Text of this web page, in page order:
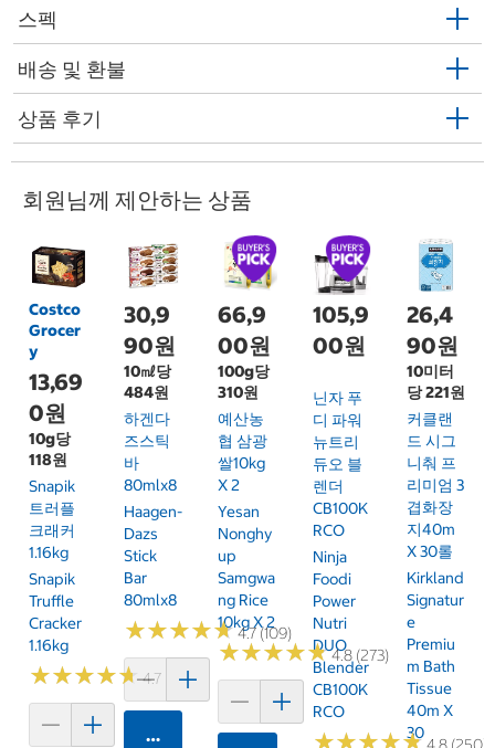
스펙
배송 및 환불
상품 후기
회원님께 제안하는 상품
Costco
Grocer
y
13,69
0원
10g당
118원
Snapik
트러플
크래커
1.16kg
Snapik
Truffle
Cracker
1.16kg
★★★★★
★★★★★4.7 (159)
30,9
90원
10㎖당
484원
하겐다
즈스틱
바
80mlx8
Haagen-
Dazs
Stick
Bar
80mlx8
★★★★★
★★★★★4.7 (109)
카트에 담기
66,9
00원
100g당
310원
예산농
협 삼광
쌀10kg
X 2
Yesan
Nonghy
Up
Samgwa
Ng Rice
10kg X 2
★★★★★
★★★★★4.8 (273)
105,9
00원
닌자 푸
디 파워
뉴트리
듀오 블
렌더
CB100K
RCO
Ninja
Foodi
Power
Nutri
DUO
Blender
CB100K
RCO
★★★★★
★★★★★
26,4
90원
10미터
당 221원
커클랜
드 시그
니춰 프
리미엄 3
겹화장
지40m
X 30롤
Kirkland
Signatur
E
Premiu
M Bath
Tissue
40m X
30